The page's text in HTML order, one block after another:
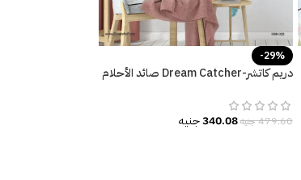
-29%
دريم كاتشر-Dream Catcher صائد الأحلام
479.60جنيه340.08جنيه